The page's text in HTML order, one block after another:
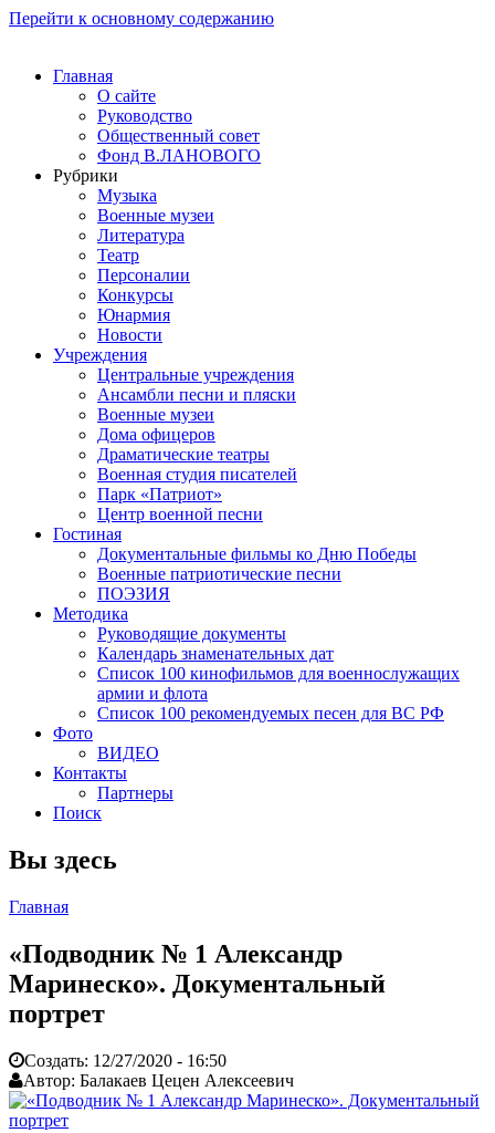
Перейти к основному содержанию
Главная
О сайте
Руководство
Общественный совет
Фонд В.ЛАНОВОГО
Рубрики
Музыка
Военные музеи
Литература
Театр
Персоналии
Конкурсы
Юнармия
Новости
Учреждения
Центральные учреждения
Ансамбли песни и пляски
Военные музеи
Дома офицеров
Драматические театры
Военная студия писателей
Парк «Патриот»
Центр военной песни
Гостиная
Документальные фильмы ко Дню Победы
Военные патриотические песни
ПОЭЗИЯ
Методика
Руководящие документы
Календарь знаменательных дат
Список 100 кинофильмов для военнослужащих
армии и флота
Список 100 рекомендуемых песен для ВС РФ
Фото
ВИДЕО
Контакты
Партнеры
Поиск
Вы здесь
Главная
«Подводник № 1 Александр
Маринеско». Документальный
портрет
Создать: 12/27/2020 - 16:50
Автор: Балакаев Цецен Алексеевич